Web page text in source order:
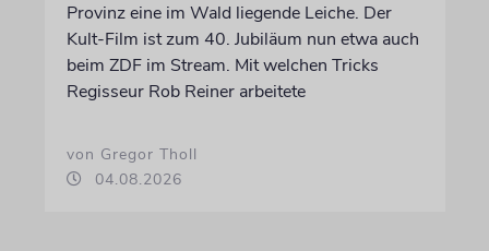
Provinz eine im Wald liegende Leiche. Der
Kult-Film ist zum 40. Jubiläum nun etwa auch
beim ZDF im Stream. Mit welchen Tricks
Regisseur Rob Reiner arbeitete
von Gregor Tholl
04.08.2026